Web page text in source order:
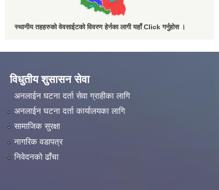
स्थानीय तहहरुको वेवसाईटको विवरण हेर्नका लागी यहाँ Click गर्नुहोस ।
विधुतीय शुसासन सेवा
अनलाईन घटना दर्ता सेवा ग्राहीका लागि
अनलाईन घटना दर्ता कार्यालयका लागि
सामाजिक सुरक्षा
नागरिक वडापत्र
निवेदनको ढाँचा